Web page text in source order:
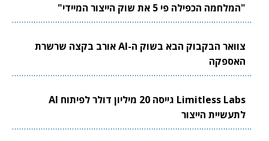
"המלחמה הכפילה פי 5 את שוק הייצור המיידי"
צוואר הבקבוק הבא בשוק ה-AI אורב בקצה שרשרת
האספקה
Limitless Labs גייסה 20 מיליון דולר לפיתוח AI
לתעשיית הייצור